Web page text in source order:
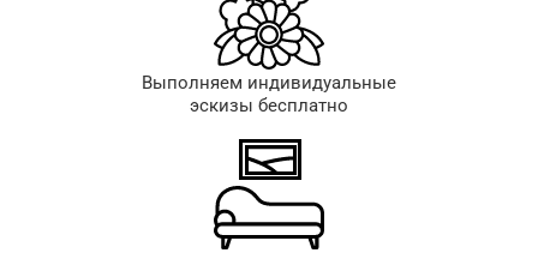
Выполняем индивидуальные
эскизы бесплатно